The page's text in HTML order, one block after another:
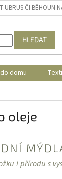
UBRUS ČI BĚHOUN
HLEDAT
domu
oleje
i přírodu s